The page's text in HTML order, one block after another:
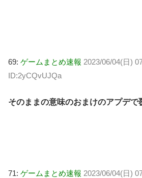
69: ゲームまとめ速報 2023/06/04(日)
ID:2yCQvUJQa
そのままの意味のおまけのアプデで
71: ゲームまとめ速報 2023/06/04(日)